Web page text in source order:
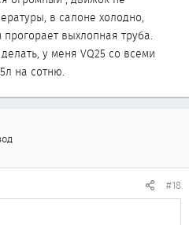
в салоне холодно,
выхлопная труба.
у меня VQ25 со всеми
на сотню.
#18